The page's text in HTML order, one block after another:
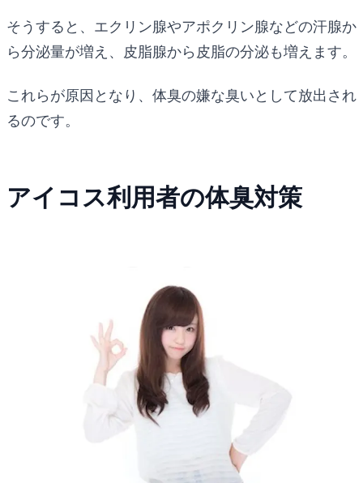
そうすると、エクリン腺やアポクリン腺などの汗腺か
ら分泌量が増え、皮脂腺から皮脂の分泌も増えます。
これらが原因となり、体臭の嫌な臭いとして放出され
るのです。
アイコス利用者の体臭対策